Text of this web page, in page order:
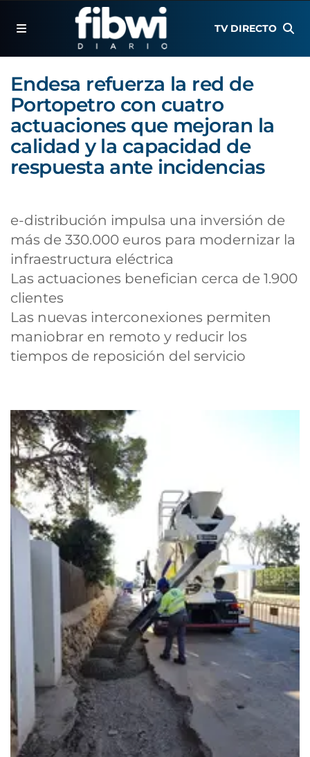
TV DIRECTO
Endesa refuerza la red de
Portopetro con cuatro
actuaciones que mejoran la
calidad y la capacidad de
respuesta ante incidencias
e-distribución impulsa una inversión de
más de 330.000 euros para modernizar la
infraestructura eléctrica
Las actuaciones benefician cerca de 1.900
clientes
Las nuevas interconexiones permiten
maniobrar en remoto y reducir los
tiempos de reposición del servicio